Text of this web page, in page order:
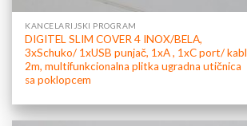
KANCELARIJSKI PROGRAM
DIGITEL SLIM COVER 4 INOX/BELA,
3xSchuko/ 1xUSB punjač, 1xA , 1xC port/ kabl
2m, multifunkcionalna plitka ugradna utičnica
sa poklopcem